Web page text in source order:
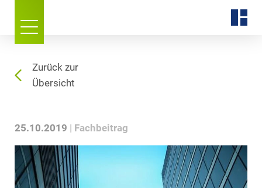
Zurück zur
Übersicht
25.10.2019 Fachbeitrag